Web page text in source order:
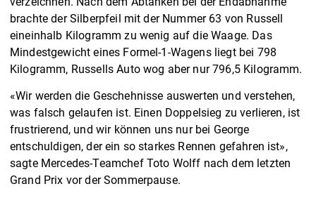
brachte der Silberpfeil mit der Nummer 63 von Russell
eineinhalb Kilogramm zu wenig auf die Waage. Das
Mindestgewicht eines Formel-1-Wagens liegt bei 798
Kilogramm, Russells Auto wog aber nur 796,5 Kilogramm.
«Wir werden die Geschehnisse auswerten und verstehen,
was falsch gelaufen ist. Einen Doppelsieg zu verlieren, ist
frustrierend, und wir können uns nur bei George
entschuldigen, der ein so starkes Rennen gefahren ist»,
sagte Mercedes-Teamchef Toto Wolff nach dem letzten
Grand Prix vor der Sommerpause.